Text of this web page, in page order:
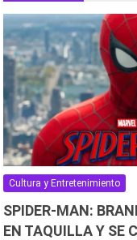
Cultura y Entretenimiento
SPIDER-MAN:
EN TAQUILLA Y SE